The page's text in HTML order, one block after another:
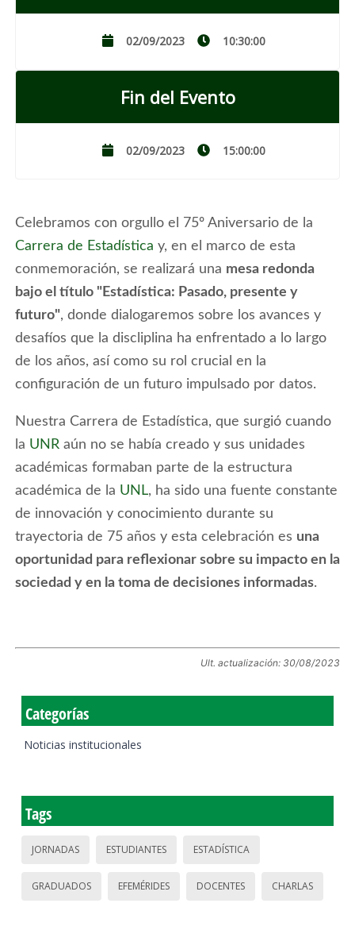
02/09/2023 10:30:00
Fin del Evento
02/09/2023 15:00:00
Celebramos con orgullo el 75º Aniversario de la
Carrera de Estadística y, en el marco de esta
conmemoración, se realizará una mesa redonda
bajo el título "Estadística: Pasado, presente y
futuro", donde dialogaremos sobre los avances y
desafíos que la discliplina ha enfrentado a lo largo
de los años, así como su rol crucial en la
configuración de un futuro impulsado por datos.
Nuestra Carrera de Estadística, que surgió cuando
la UNRaún no se había creado y sus unidades
académicas formaban parte de la estructura
académica de la UNL, ha sido una fuente constante
de innovación y conocimiento durante su
trayectoria de 75 años y esta celebración es una
oportunidad para reflexionar sobre su impacto en la
sociedad y en la toma de decisiones informadas.
Ult. actualización: 30/08/2023
Categorías
Noticias institucionales
Tags
JORNADAS ESTUDIANTES ESTADÍSTICA
GRADUADOS EFEMÉRIDES DOCENTES CHARLAS